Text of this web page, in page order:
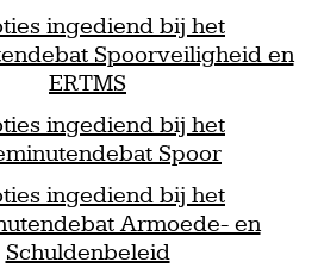
ingediend bij het
Spoorveiligheid en
ERTMS
ingediend bij het
Spoor
ingediend bij het
Armoede- en
Schuldenbeleid